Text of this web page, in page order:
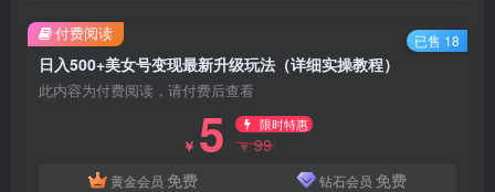
日入500+美女号变现最新升级玩法（详细实操教程）
此内容为付费阅读，请付费后查看
￥ 5 限时特惠
￥99
黄金会员 免费 钻石会员 免费
付费阅读 已售 18